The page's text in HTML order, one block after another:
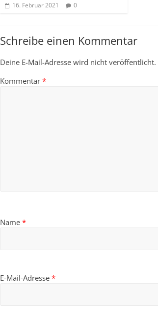
16. Februar 2021 0
Schreibe einen Kommentar
Deine E-Mail-Adresse wird nicht veröffentlicht.
Kommentar *
Name *
E-Mail-Adresse *